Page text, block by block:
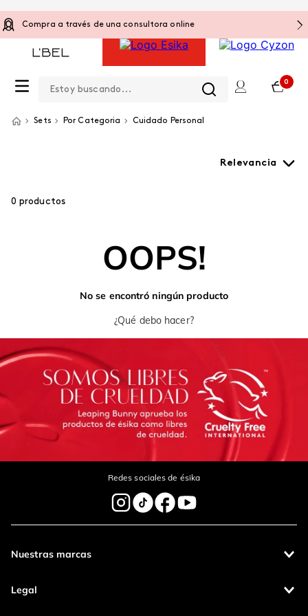
Compra a través de una consultora online
0
Sets Por Categoria Cuidado Personal
Relevancia
0 productos
OOPS!
No se encontró ningún producto
¿Qué debo hacer?
Redes sociales de ésika
Nuestras marcas
Legal